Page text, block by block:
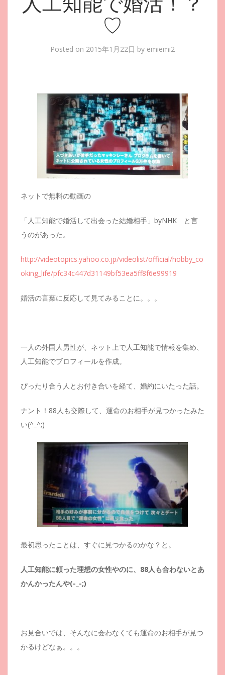
♡
Posted on 2015年1月22日 by emiemi2
ネットで無料の動画の
「人工知能で婚活して出会った結婚相手」byNHK と言
うのがあった。
http://videotopics.yahoo.co.jp/videolist/official/hobby_co
oking_life/pfc34c447d31149bf53ea5ff8f6e99919
婚活の言葉に反応して見てみることに。。。
一人の外国人男性が、ネット上で人工知能で情報を集め、
人工知能でブロフィールを作成。
ぴったり合う人とお付き合いを経て、婚約にいたった話。
ナント！88人も交際して、運命のお相手が見つかったみた
い(^_^;)
最初思ったことは、すぐに見つかるのかな？と。
人工知能に頼った理想の女性やのに、88人も合わないとあ
かんかったんや(-_-;)
お見合いでは、そんなに会わなくても運命のお相手が見つ
かるけどなぁ。。。